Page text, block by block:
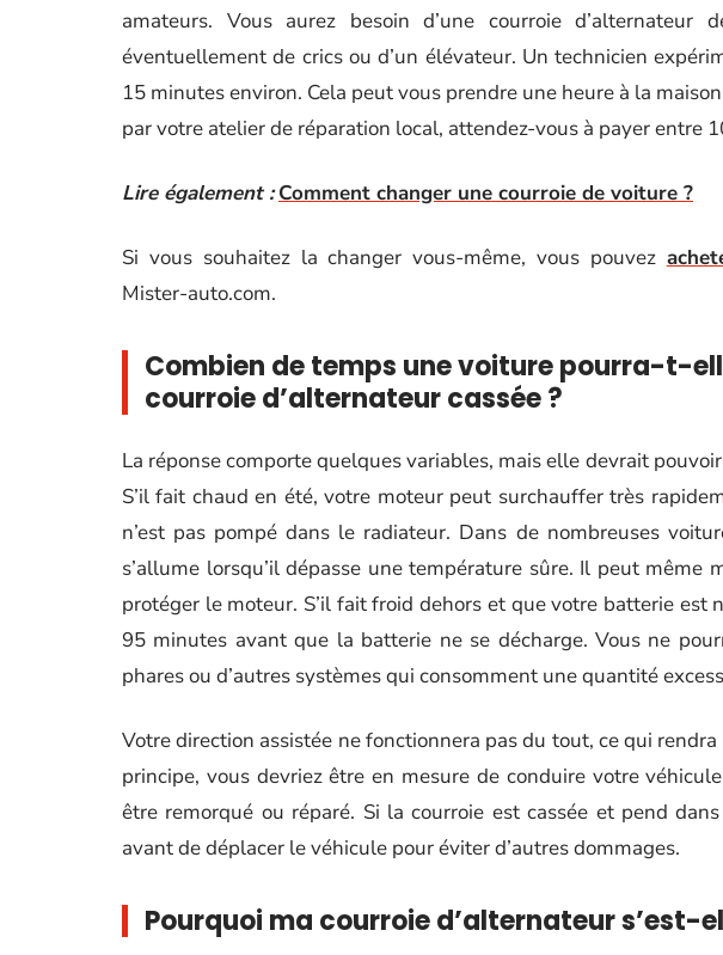
amateurs. Vous aurez besoin d’une courroie
éventuellement de crics ou d’un élévateur. Un technicien
15 minutes environ. Cela peut vous prendre une heure à la
par votre atelier de réparation local, attendez-vous à payer entre
Lire également : Comment changer une courroie de voiture ?
Si vous souhaitez la changer vous-même, vous pouvez
Mister-auto.com.
Combien de temps une voiture pourra-t-
courroie d’alternateur cassée ?
La réponse comporte quelques variables, mais elle devrait
S’il fait chaud en été, votre moteur peut surchauffer très
n’est pas pompé dans le radiateur. Dans de nombreuses
s’allume lorsqu’il dépasse une température sûre. Il peut
protéger le moteur. S’il fait froid dehors et que votre batterie est
95 minutes avant que la batterie ne se décharge. Vous ne
phares ou d’autres systèmes qui consomment une quantité
Votre direction assistée ne fonctionnera pas du tout, ce qui
principe, vous devriez être en mesure de conduire votre
être remorqué ou réparé. Si la courroie est cassée et pend
avant de déplacer le véhicule pour éviter d’autres dommages.
Pourquoi ma courroie d’alternateur s’est-